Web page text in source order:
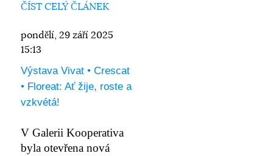
ČÍST CELÝ ČLÁNEK
pondělí, 29 září 2025
15:13
Výstava Vivat • Crescat
• Floreat: Ať žije, roste a
vzkvétá!
V Galerii Kooperativa
byla otevřena nová